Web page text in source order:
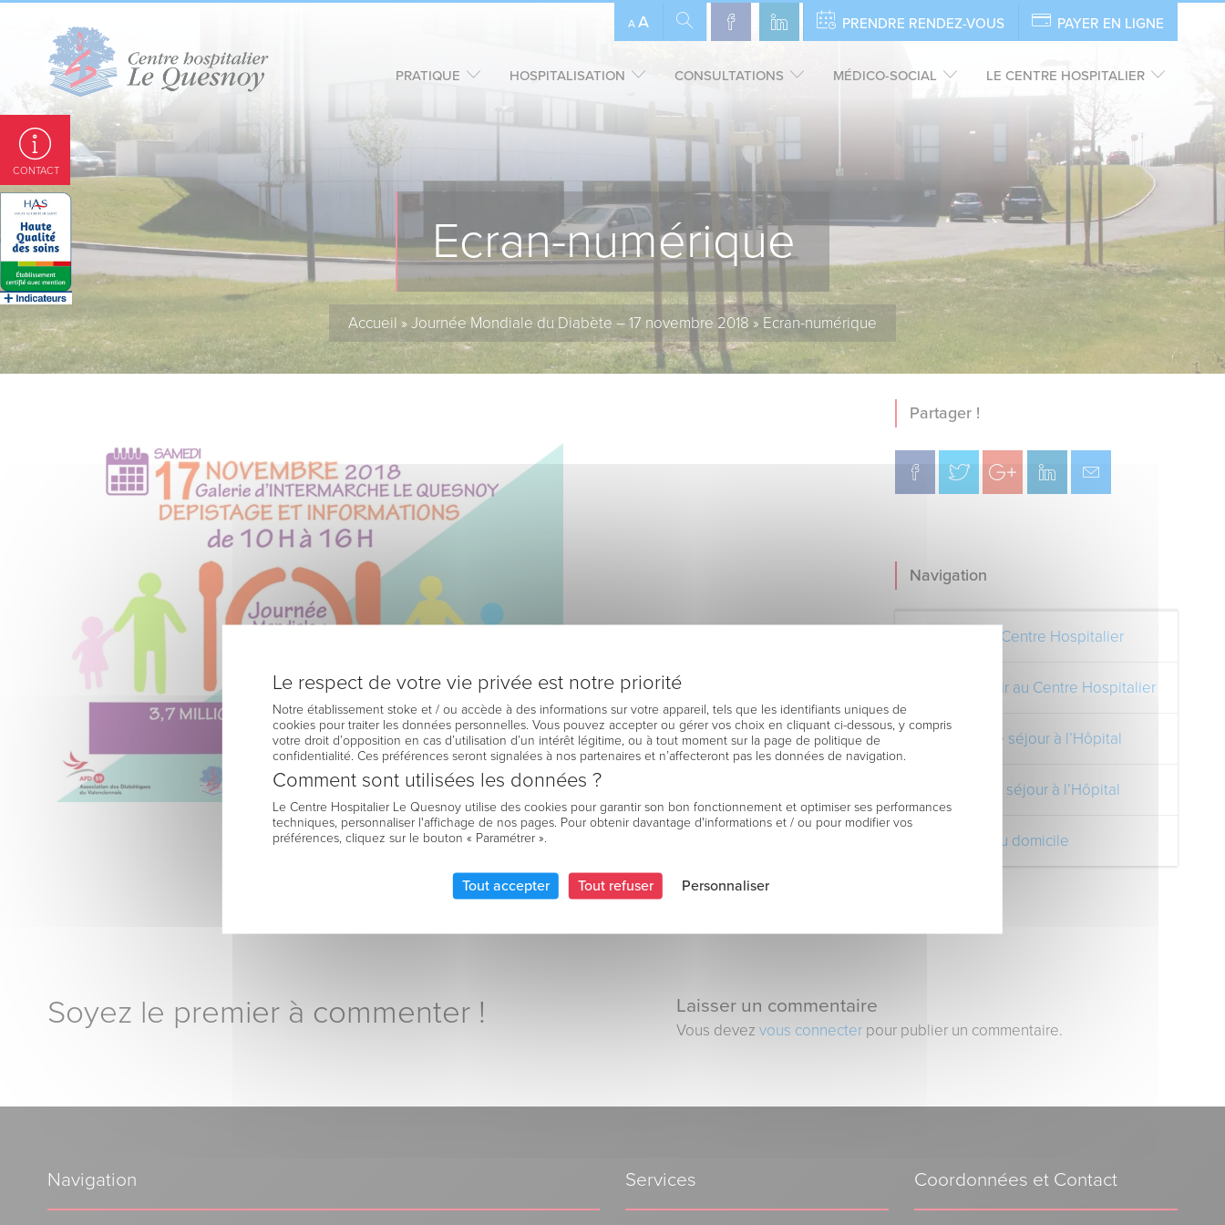
AA PRENDRE RENDEZ-VOUS PAYER EN LIGNE
PRATIQUE HOSPITALISATION CONSULTATIONS MÉDICO-SOCIAL LE CENTRE HOSPITALIER
Ecran-numérique
Accueil » Journée Mondiale du Diabète – 17 novembre 2018 » Ecran-numérique
Partager !
Navigation
Découvrez le Centre Hospitalier
Comment venir au Centre Hospitalier
Préparer votre séjour à l’Hôpital
Pendant votre séjour à l’Hôpital
Votre retour au domicile
Soyez le premier à commenter ! Laisser un commentaire
Vous devez vous connecter pour publier un commentaire.
Navigation Services Coordonnées et Contact
CONTACT
Le respect de votre vie privée est notre priorité
Notre établissement stoke et / ou accède à des informations sur votre appareil, tels que les identifiants uniques de
cookies pour traiter les données personnelles. Vous pouvez accepter ou gérer vos choix en cliquant ci-dessous, y compris
votre droit d’opposition en cas d’utilisation d’un intérêt légitime, ou à tout moment sur la page de politique de
confidentialité. Ces préférences seront signalées à nos partenaires et n’affecteront pas les données de navigation.
Comment sont utilisées les données ?
Le Centre Hospitalier Le Quesnoy utilise des cookies pour garantir son bon fonctionnement et optimiser ses performances
techniques, personnaliser l'affichage de nos pages. Pour obtenir davantage d'informations et / ou pour modifier vos
préférences, cliquez sur le bouton « Paramétrer ».
Tout accepter Tout refuser Personnaliser